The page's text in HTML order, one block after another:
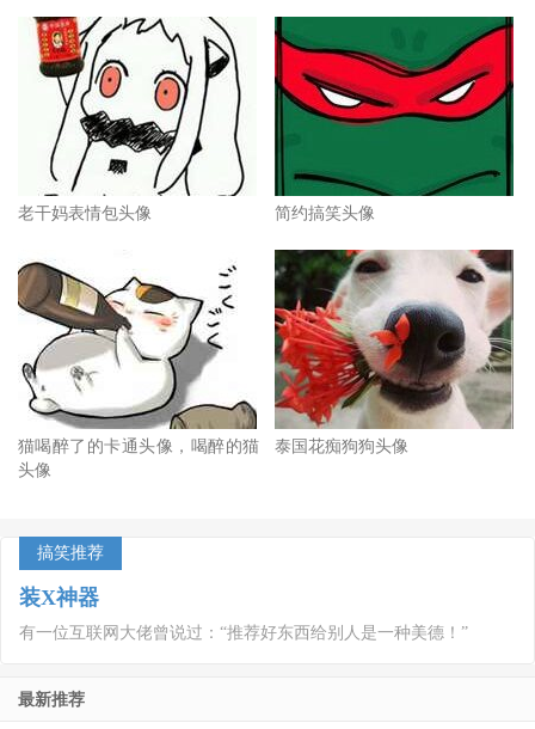
老干妈表情包头像 简约搞笑头像
猫喝醉了的卡通头像，喝醉的猫
头像
泰国花痴狗狗头像
搞笑推荐
装X神器
有一位互联网大佬曾说过：“推荐好东西给别人是一种美德！”
最新推荐